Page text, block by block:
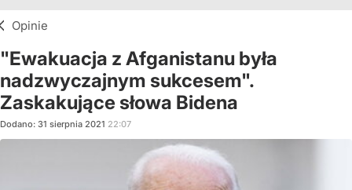
Opinie
"Ewakuacja z Afganistanu była
nadzwyczajnym sukcesem".
Zaskakujące słowa Bidena
Dodano: 31 sierpnia 2021 22:07